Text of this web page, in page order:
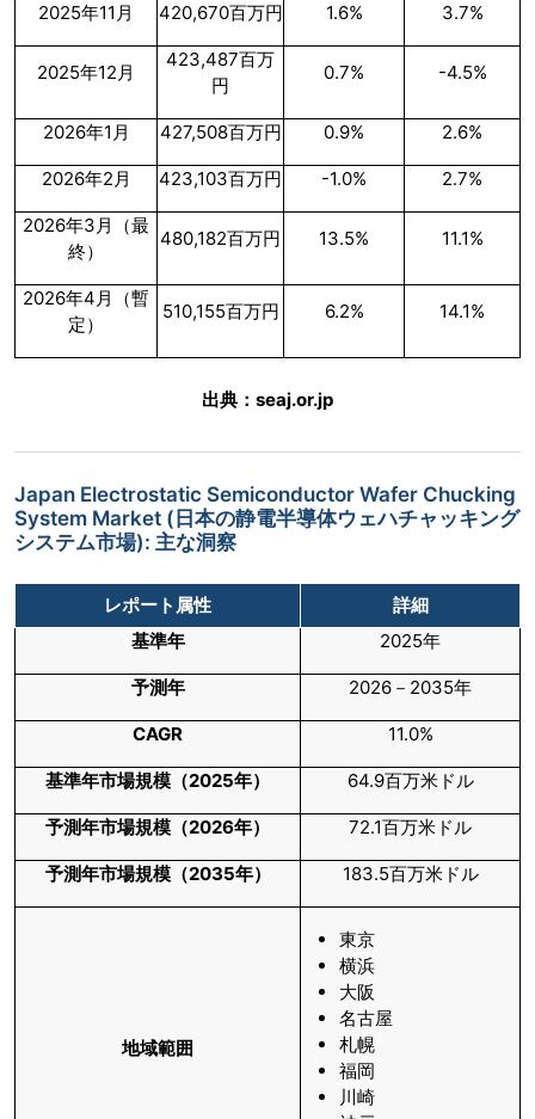
2025年11月 420,670百万円 1.6% 3.7%
2025年12月
423,487百万
円
0.7% -4.5%
2026年1月 427,508百万円 0.9% 2.6%
2026年2月 423,103百万円 -1.0% 2.7%
2026年3月（最
終）
480,182百万円 13.5% 11.1%
2026年4月（暫
定）
510,155百万円 6.2% 14.1%
出典：seaj.or.jp
Japan Electrostatic Semiconductor Wafer Chucking
System Market (日本の静電半導体ウェハチャッキング
システム市場): 主な洞察
レポート属性
詳細
基準年
2025年
予測年 2026－2035年
CAGR 11.0%
基準年市場規模（2025年） 64.9百万米ドル
予測年市場規模（2026年） 72.1百万米ドル
予測年市場規模（2035年） 183.5百万米ドル
地域範囲
東京
横浜
大阪
名古屋
札幌
福岡
川崎